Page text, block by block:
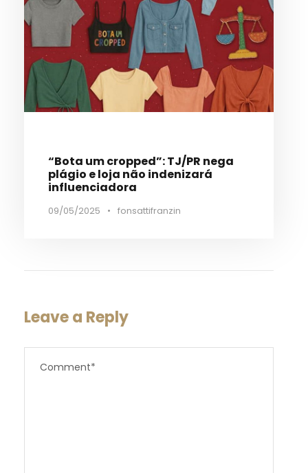
“Bota um cropped”: TJ/PR nega
plágio e loja não indenizará
influenciadora
09/05/2025 • fonsattifranzin
Leave a Reply